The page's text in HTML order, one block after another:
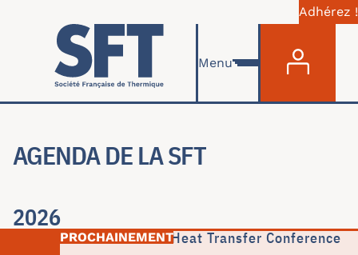
Skip to main content
Adhérez !
Menu
AGENDA DE LA SFT
2026
International Heat Transfer Conference